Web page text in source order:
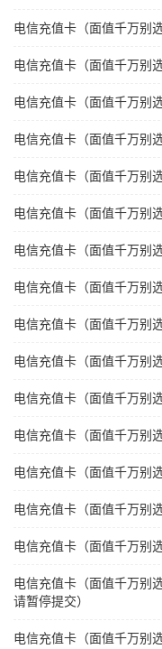
电信充值卡（面值千万别
电信充值卡（面值千万别
电信充值卡（面值千万别
电信充值卡（面值千万别
电信充值卡（面值千万别
电信充值卡（面值千万别
电信充值卡（面值千万别
电信充值卡（面值千万别
电信充值卡（面值千万别
电信充值卡（面值千万别
电信充值卡（面值千万别
电信充值卡（面值千万别
电信充值卡（面值千万别
电信充值卡（面值千万别
电信充值卡（面值千万别
电信充值卡（面值千万别
请暂停提交）
电信充值卡（面值千万别